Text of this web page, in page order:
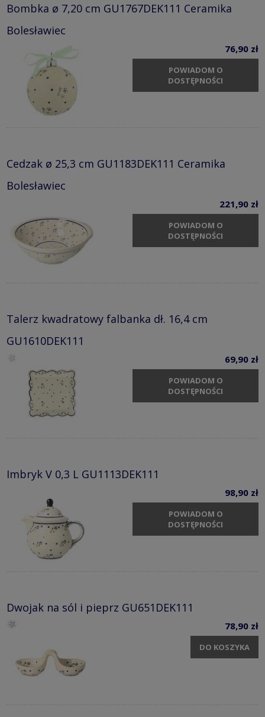
Bombka ø 7,20 cm GU1767DEK111 Ceramika
Bolesławiec
76,90 zł
POWIADOM O
DOSTĘPNOŚCI
Cedzak ø 25,3 cm GU1183DEK111 Ceramika
Bolesławiec
221,90 zł
POWIADOM O
DOSTĘPNOŚCI
Talerz kwadratowy falbanka dł. 16,4 cm
GU1610DEK111
69,90 zł
POWIADOM O
DOSTĘPNOŚCI
Imbryk V 0,3 L GU1113DEK111
98,90 zł
POWIADOM O
DOSTĘPNOŚCI
Dwojak na sól i pieprz GU651DEK111
78,90 zł
DO KOSZYKA